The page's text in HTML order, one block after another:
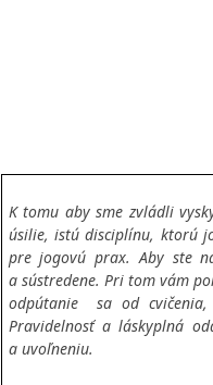
K tomu aby sme zvládli
úsilie, istú disciplínu, ktorú
pre jogovú prax. Aby ste
a sústredene. Pri tom vám
odpútanie
sa od
Pravidelnosť a láskyplná
a uvoľneniu.